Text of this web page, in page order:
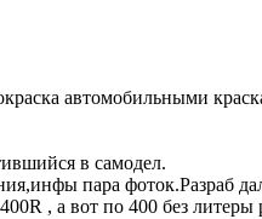
автомобильными
в самодел.
пара фоток.Разраб
, а вот по 400 без литеры